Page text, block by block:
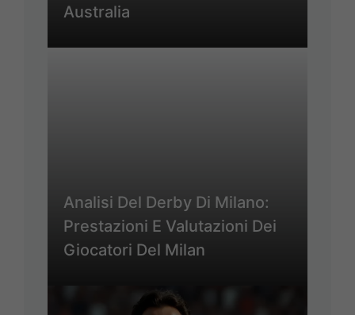
Australia
Analisi Del Derby Di Milano:
Prestazioni E Valutazioni Dei
Giocatori Del Milan